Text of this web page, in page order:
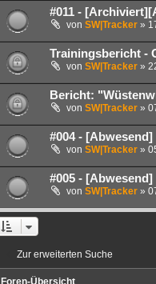
#011 -
von SW|Tracker»
Trainingsbericht -
von SW|Tracker»
Bericht:
von SW|Tracker»
#004 -
von SW|Tracker»
#005 -
von SW|Tracker»
Zur erweiterten Suche
Foren-Übersicht